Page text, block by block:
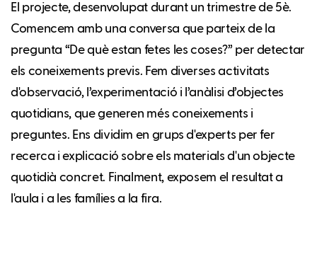
El projecte, desenvolupat durant un trimestre de 5è.
Comencem amb una conversa que parteix de la
pregunta “De què estan fetes les coses?” per detectar
els coneixements previs. Fem diverses activitats
d'observació, l’experimentació i l’anàlisi d’objectes
quotidians, que generen més coneixements i
preguntes. Ens dividim en grups d'experts per fer
recerca i explicació sobre els materials d'un objecte
quotidià concret. Finalment, exposem el resultat a
l'aula i a les famílies a la fira.